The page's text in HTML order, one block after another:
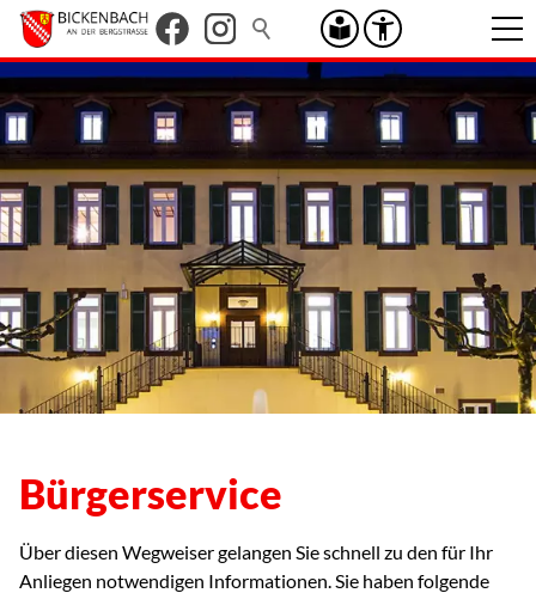
Bürgerservice
Über diesen Wegweiser gelangen Sie schnell zu den für Ihr
Anliegen notwendigen Informationen. Sie haben folgende